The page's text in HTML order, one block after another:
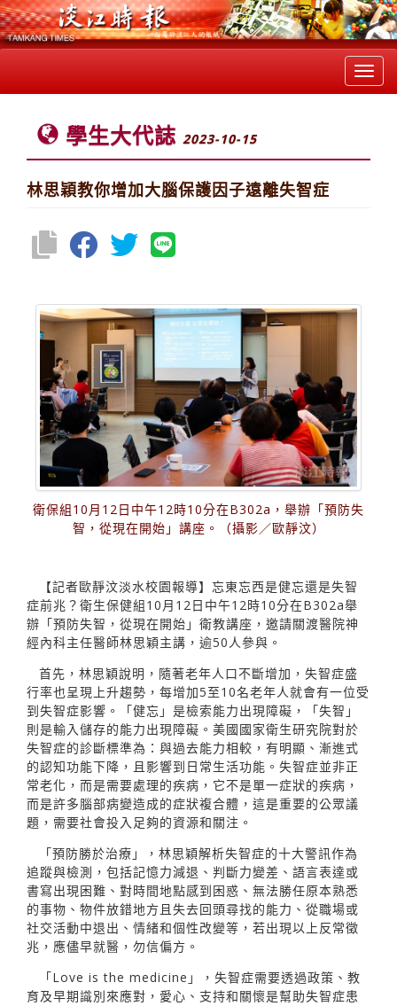
學生大代誌 2023-10-15
林思穎教你增加大腦保護因子遠離失智症
衛保組10月12日中午12時10分在B302a，舉辦「預防失
智，從現在開始」講座。（攝影／歐靜汶）
【記者歐靜汶淡水校園報導】忘東忘西是健忘還是失智
症前兆？衛生保健組10月12日中午12時10分在B302a舉
辦「預防失智，從現在開始」衛教講座，邀請關渡醫院神
經內科主任醫師林思穎主講，逾50人參與。
首先，林思穎說明，隨著老年人口不斷增加，失智症盛
行率也呈現上升趨勢，每增加5至10名老年人就會有一位受
到失智症影響。「健忘」是檢索能力出現障礙，「失智」
則是輸入儲存的能力出現障礙。美國國家衛生研究院對於
失智症的診斷標準為：與過去能力相較，有明顯、漸進式
的認知功能下降，且影響到日常生活功能。失智症並非正
常老化，而是需要處理的疾病，它不是單一症狀的疾病，
而是許多腦部病變造成的症狀複合體，這是重要的公眾議
題，需要社會投入足夠的資源和關注。
「預防勝於治療」，林思穎解析失智症的十大警訊作為
追蹤與檢測，包括記憶力減退、判斷力變差、語言表達或
書寫出現困難、對時間地點感到困惑、無法勝任原本熟悉
的事物、物件放錯地方且失去回頭尋找的能力、從職場或
社交活動中退出、情緒和個性改變等，若出現以上反常徵
兆，應儘早就醫，勿信偏方。
「Love is the medicine」，失智症需要透過政策、教
育及早期識別來應對，愛心、支持和關懷是幫助失智症患